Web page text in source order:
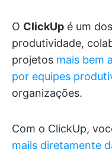
O ClickUp é um
produtividade,
projetos mais bem
por equipes
organizações.
Com o ClickUp,
mails diretamente